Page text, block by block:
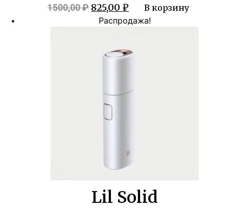
1500,00₽ Первоначальная
цена
1500,00 ₽.
825,00 ₽ Текущая
цена:
В корзину
Распродажа!
Lil Solid